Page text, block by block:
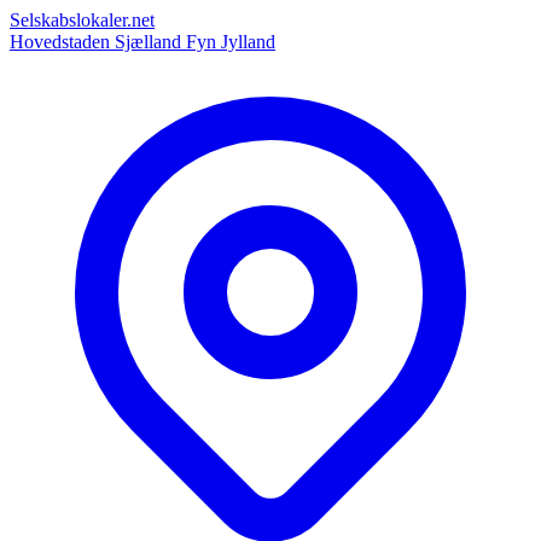
Selskabslokaler.net
Hovedstaden Sjælland Fyn Jylland